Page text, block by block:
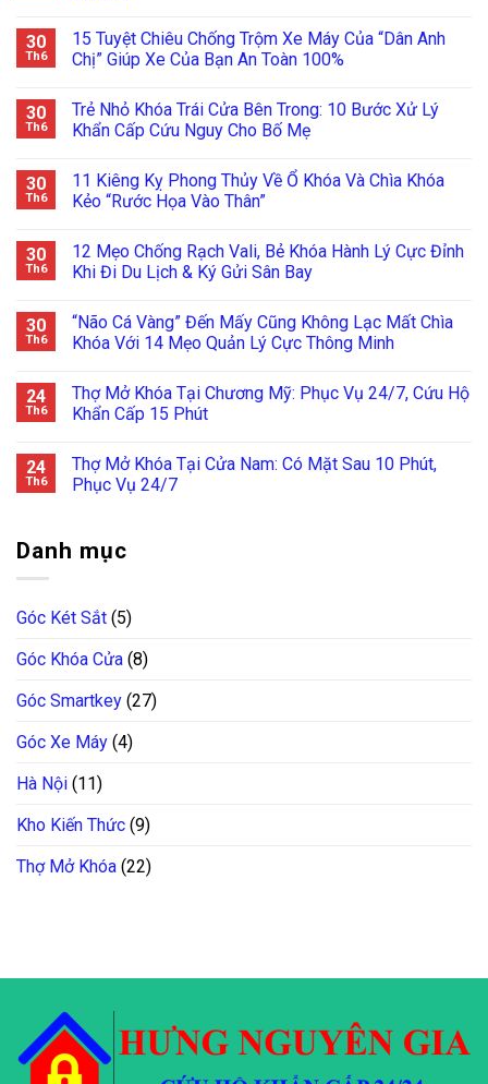
30
Th6
15 Tuyệt Chiêu Chống Trộm Xe Máy Của “Dân Anh
Chị” Giúp Xe Của Bạn An Toàn 100%
30
Th6
Trẻ Nhỏ Khóa Trái Cửa Bên Trong: 10 Bước Xử Lý
Khẩn Cấp Cứu Nguy Cho Bố Mẹ
30
Th6
11 Kiêng Kỵ Phong Thủy Về Ổ Khóa Và Chìa Khóa
Kẻo “Rước Họa Vào Thân”
30
Th6
12 Mẹo Chống Rạch Vali, Bẻ Khóa Hành Lý Cực Đỉnh
Khi Đi Du Lịch & Ký Gửi Sân Bay
30
Th6
“Não Cá Vàng” Đến Mấy Cũng Không Lạc Mất Chìa
Khóa Với 14 Mẹo Quản Lý Cực Thông Minh
24
Th6
Thợ Mở Khóa Tại Chương Mỹ: Phục Vụ 24/7, Cứu Hộ
Khẩn Cấp 15 Phút
24
Th6
Thợ Mở Khóa Tại Cửa Nam: Có Mặt Sau 10 Phút,
Phục Vụ 24/7
Danh mục
Góc Két Sắt (5)
Góc Khóa Cửa (8)
Góc Smartkey (27)
Góc Xe Máy (4)
Hà Nội (11)
Kho Kiến Thức (9)
Thợ Mở Khóa (22)